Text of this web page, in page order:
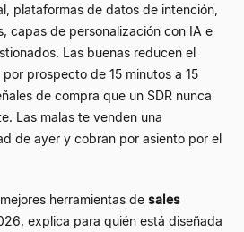
plataformas de datos de intención,
capas de personalización con IA e
Las buenas reducen el
prospecto de 15 minutos a 15
de compra que un SDR nunca
Las malas te venden una
de ayer y cobran por asiento por el
herramientas de sales
explica para quién está diseñada